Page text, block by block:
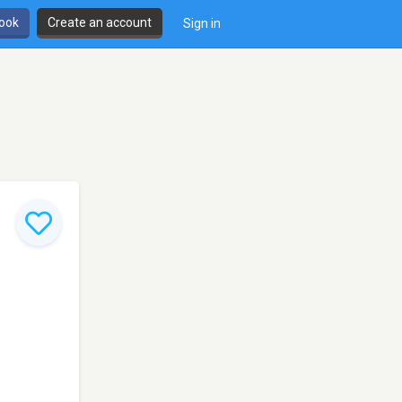
Create an account Sign in